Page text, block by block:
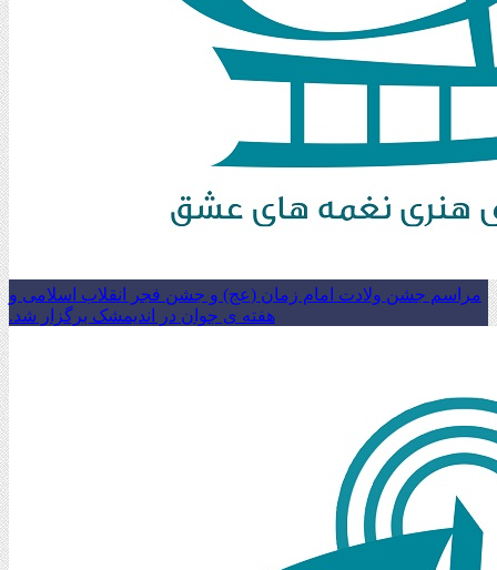
مراسم جشن ولادت امام زمان (عج) و جشن فجر انقلاب اسلامی و
هفته ی جوان در اندیمشک برگزار شد.